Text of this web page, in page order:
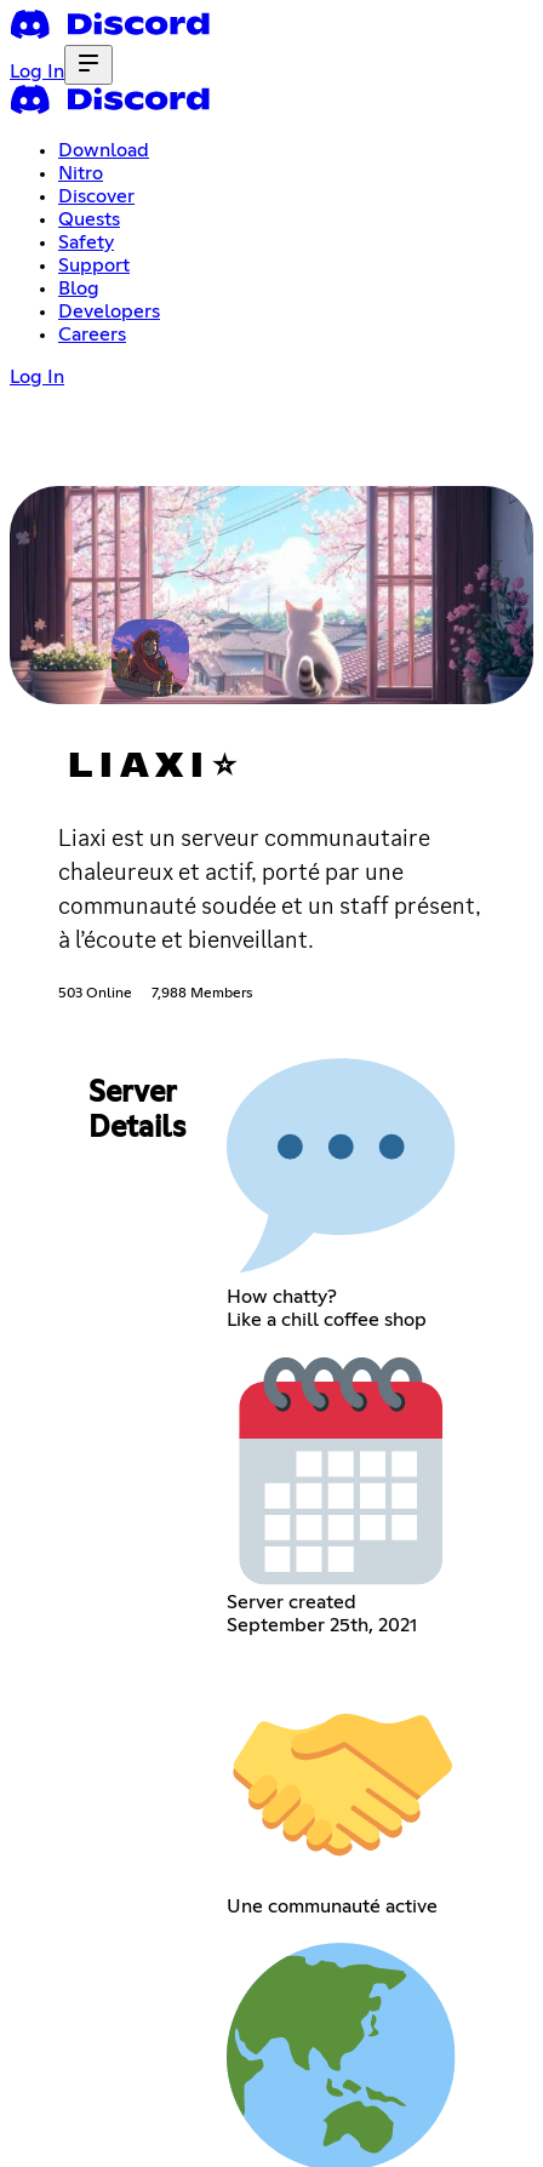
Log In
Download
Nitro
Discover
Quests
Safety
Support
Blog
Developers
Careers
Log In
L I A X I ⭐
Liaxi est un serveur communautaire
chaleureux et actif, porté par une
communauté soudée et un staff présent,
à l’écoute et bienveillant.
503 Online 7,988 Members
Server
Details
How chatty?
Like a chill coffee shop
Server created
September 25th, 2021
Une communauté active